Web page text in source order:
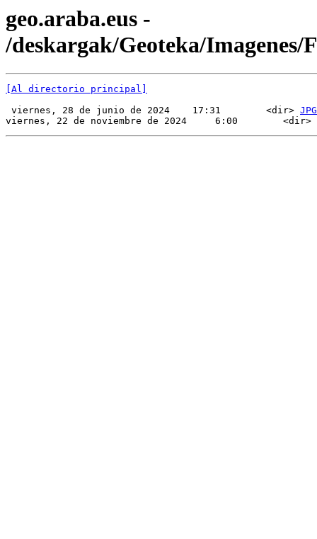
geo.araba.eus -
/deskargak/Geoteka/Imagenes/
[Al directorio principal]
viernes, 28 de junio de 2024    17:31        <dir> JPG
viernes, 22 de noviembre de 2024     6:00        <dir>